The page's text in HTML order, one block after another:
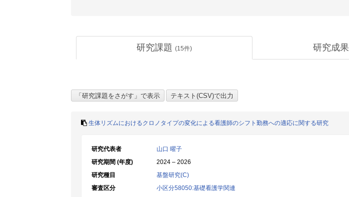
研究課題 (15件) 研究成果
生体リズムにおけるクロノタイプの変化による看護師のシフト勤務への適応に関する研究
研究代表者
山口 曜子
研究期間 (年度)
2024 – 2026
研究種目
基盤研究(C)
審査区分
小区分58050:基礎看護学関連